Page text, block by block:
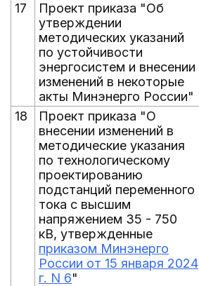
17
Проект приказа "Об
утверждении
методических указаний
по устойчивости
энергосистем и внесении
изменений в некоторые
акты Минэнерго России"
18
Проект приказа "О
внесении изменений в
методические указания
по технологическому
проектированию
подстанций переменного
тока с высшим
напряжением 35 - 750
кВ, утвержденные
приказом Минэнерго
России от 15 января 2024
г. N 6"